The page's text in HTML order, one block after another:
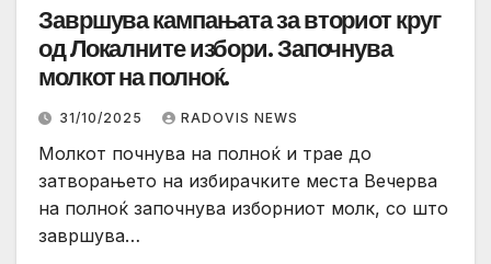
Завршува кампањата за вториот круг
од Локалните избори. Започнува
молкот на полноќ.
31/10/2025 RADOVIS NEWS
Молкот почнува на полноќ и трае до
затворањето на избирачките места Вечерва
на полноќ започнува изборниот молк, со што
завршува…